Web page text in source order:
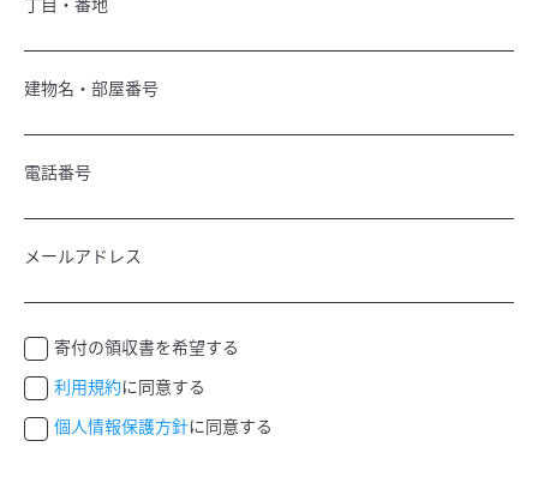
建物名・部屋番号
電話番号
メールアドレス
寄付の領収書を希望する
利用規約に同意する
個人情報保護方針に同意する